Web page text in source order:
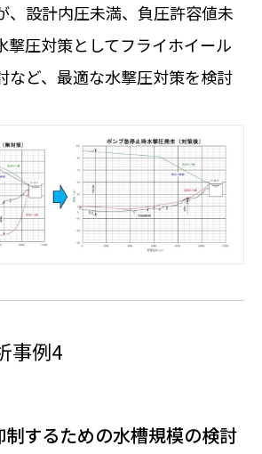
、設計内圧未満、負圧許容値未
撃圧対策としてフライホイール
など、最適な水撃圧対策を検討
事例4
するための水槽規模の検討